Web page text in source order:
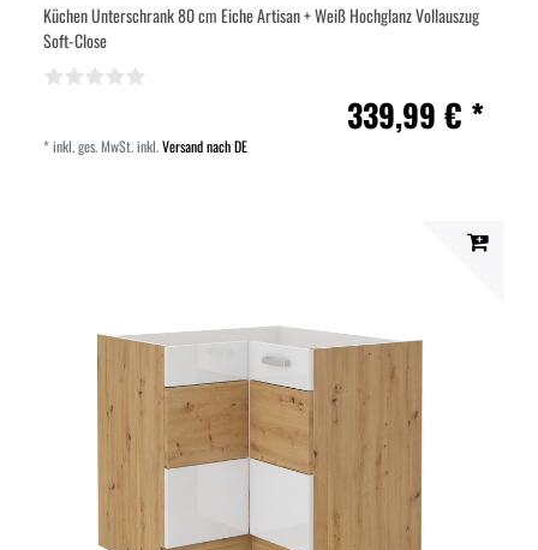
Küchen Unterschrank 80 cm Eiche Artisan + Weiß Hochglanz Vollauszug
Soft-Close
339,99 € *
*inkl. ges. MwSt.inkl.Versand nach DE